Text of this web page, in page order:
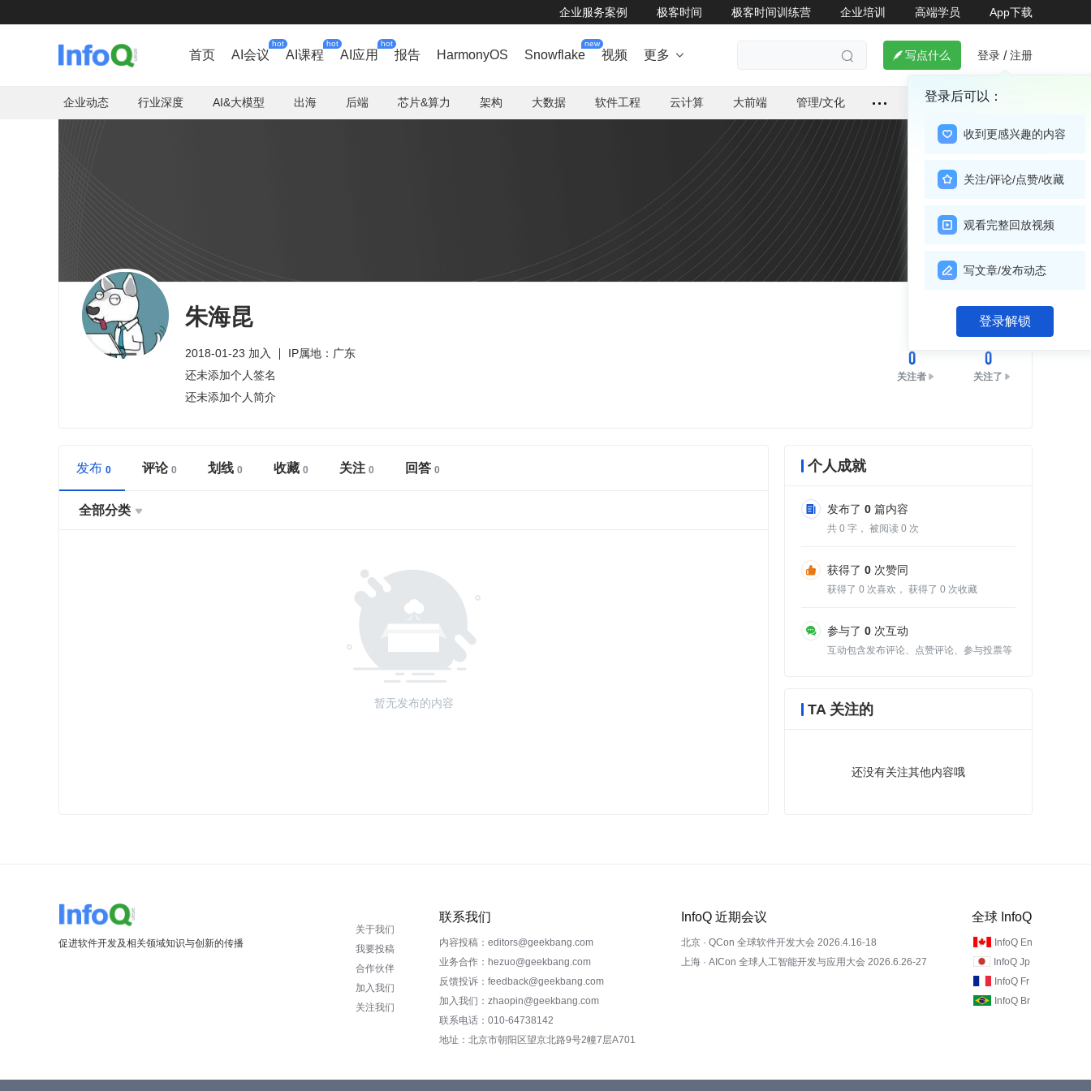
企业服务案例 极客时间 极客时间训练营 企业培训 高端学员 App下载
首页 AI会议
hot
AI课程
hot
AI应用
hot
报告 HarmonyOS Snowflake
new
视频 更多    写点什么 登录 / 注册
登录后可以：
收到更感兴趣的内容
关注/评论/点赞/收藏
观看完整回放视频
写文章/发布动态
登录解锁
企业动态 行业深度 AI&大模型 出海 后端 芯片&算力 架构 大数据 软件工程 云计算 大前端 管理/文化
朱海昆
2018-01-23 加入
IP属地：广东
还未添加个人签名
还未添加个人简介
关注
0
关注者
0
关注了
发布 评论 划线 收藏 关注 回答
全部分类 
暂无发布的内容
个人成就
发布了 0 篇内容
共 0 字， 被阅读 0 次
获得了 0 次赞同
获得了 0 次喜欢， 获得了 0 次收藏
参与了 0 次互动
互动包含发布评论、点赞评论、参与投票等
TA 关注的
还没有关注其他内容哦
促进软件开发及相关领域知识与创新的传播
关于我们
我要投稿
合作伙伴
加入我们
关注我们
联系我们
内容投稿：editors@geekbang.com
业务合作：hezuo@geekbang.com
反馈投诉：feedback@geekbang.com
加入我们：zhaopin@geekbang.com
联系电话：010-64738142
地址：北京市朝阳区望京北路9号2幢7层A701
InfoQ 近期会议
北京 · QCon 全球软件开发大会 2026.4.16-18
上海 · AICon 全球人工智能开发与应用大会 2026.6.26-27
全球 InfoQ
InfoQ En
InfoQ Jp
InfoQ Fr
InfoQ Br